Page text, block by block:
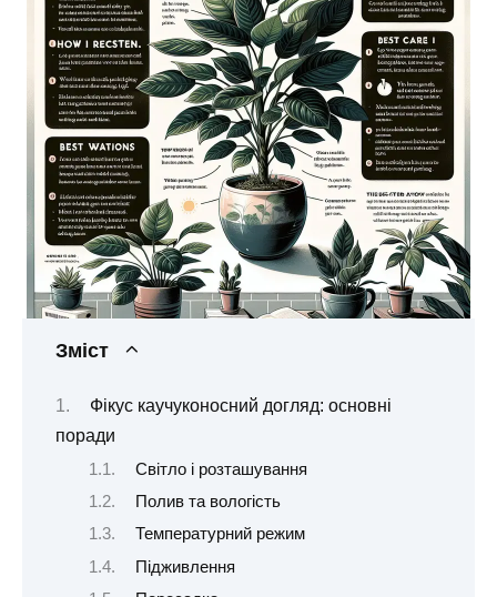
Зміст
Фікус каучуконосний догляд: основні
поради
Світло і розташування
Полив та вологість
Температурний режим
Підживлення